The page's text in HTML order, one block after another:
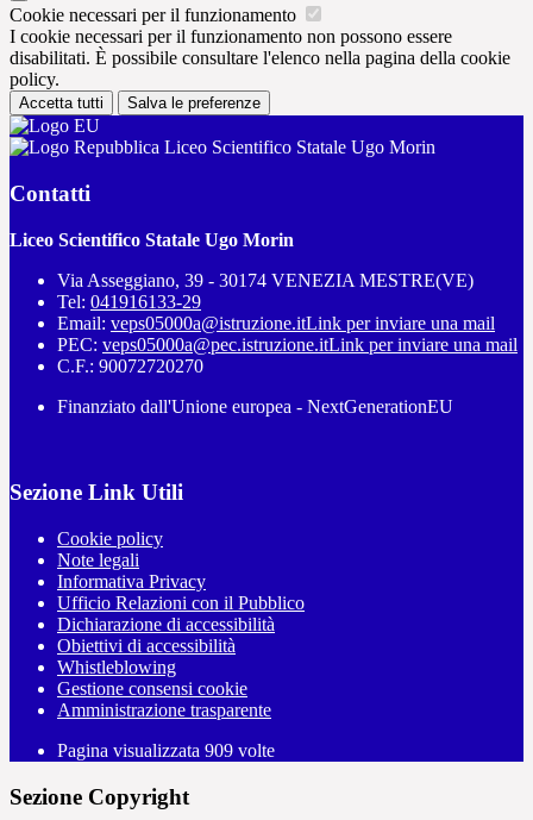
Cookie necessari per il funzionamento
I cookie necessari per il funzionamento non possono essere
disabilitati. È possibile consultare l'elenco nella pagina della cookie
policy.
Accetta tutti Salva le preferenze
Liceo Scientifico Statale Ugo Morin
Contatti
Liceo Scientifico Statale Ugo Morin
Via Asseggiano, 39 - 30174 VENEZIA MESTRE(VE)
Tel: 041916133-29
Email: veps05000a@istruzione.itLink per inviare una mail
PEC: veps05000a@pec.istruzione.itLink per inviare una mail
C.F.: 90072720270
Finanziato dall'Unione europea - NextGenerationEU
Sezione Link Utili
Cookie policy
Note legali
Informativa Privacy
Ufficio Relazioni con il Pubblico
Dichiarazione di accessibilità
Obiettivi di accessibilità
Whistleblowing
Gestione consensi cookie
Amministrazione trasparente
Pagina visualizzata 909 volte
Sezione Copyright